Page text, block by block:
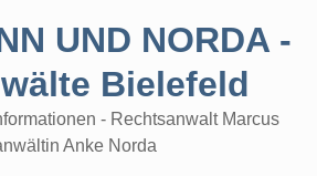
UND NORDA -
Bielefeld
- Rechtsanwalt Marcus
Anke Norda